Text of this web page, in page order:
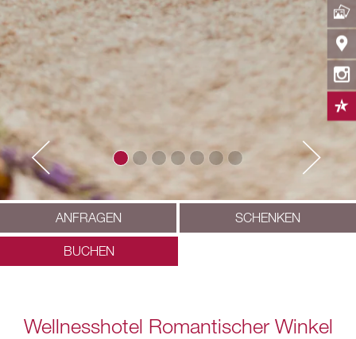
ANFRAGEN SCHENKEN
BUCHEN
Wellnesshotel Romantischer Winkel